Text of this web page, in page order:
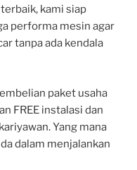
kami siap
performa mesin agar
tanpa ada kendala
paket usaha
FREE instalasi dan
Yang mana
dalam menjalankan